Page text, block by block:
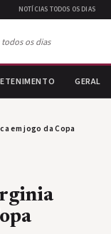
NOTÍCIAS TODOS OS DIAS
os dias
GERAL
em jogo da Copa